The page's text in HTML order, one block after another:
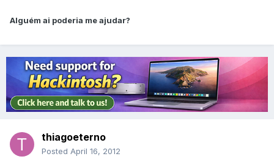
Alguém ai poderia me ajudar?
thiagoeterno
Posted April 16, 2012